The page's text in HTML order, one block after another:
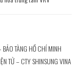
TÀNG HỒ CHÍ MINH
TỬ – CTY SHINSUNG VINA